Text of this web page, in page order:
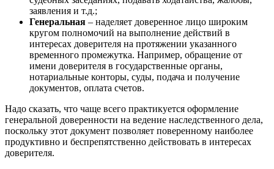
заявления и т.д.;
Генеральная – наделяет доверенное лицо широким
кругом полномочий на выполнение действий в
интересах доверителя на протяжении указанного
временного промежутка. Например, обращение от
имени доверителя в государственные органы,
нотариальные конторы, суды, подача и получение
документов, оплата счетов.
Надо сказать, что чаще всего практикуется оформление
генеральной доверенности на ведение наследственного дела,
поскольку этот документ позволяет поверенному наиболее
продуктивно и беспрепятственно действовать в интересах
доверителя.